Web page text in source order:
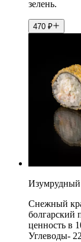
зелень.
470 ₽
Изумрудный
Снежный
болгарский
ценность в
Углеводы-